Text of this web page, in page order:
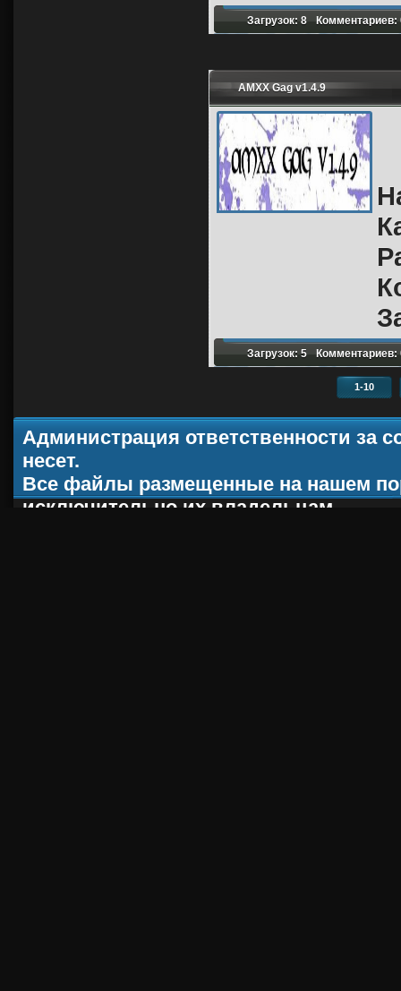
Загрузок: 8 Комментариев:
AMXX Gag v1.4.9
Загрузок: 5 Комментариев:
1-10
Администрация ответственности за
несет.
Все файлы размещенные на нашем
исключительно их владельцам.